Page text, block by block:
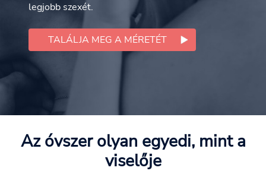
legjobb szexét.
TALÁLJA MEG A MÉRETÉT
Az óvszer olyan egyedi, mint a
viselője